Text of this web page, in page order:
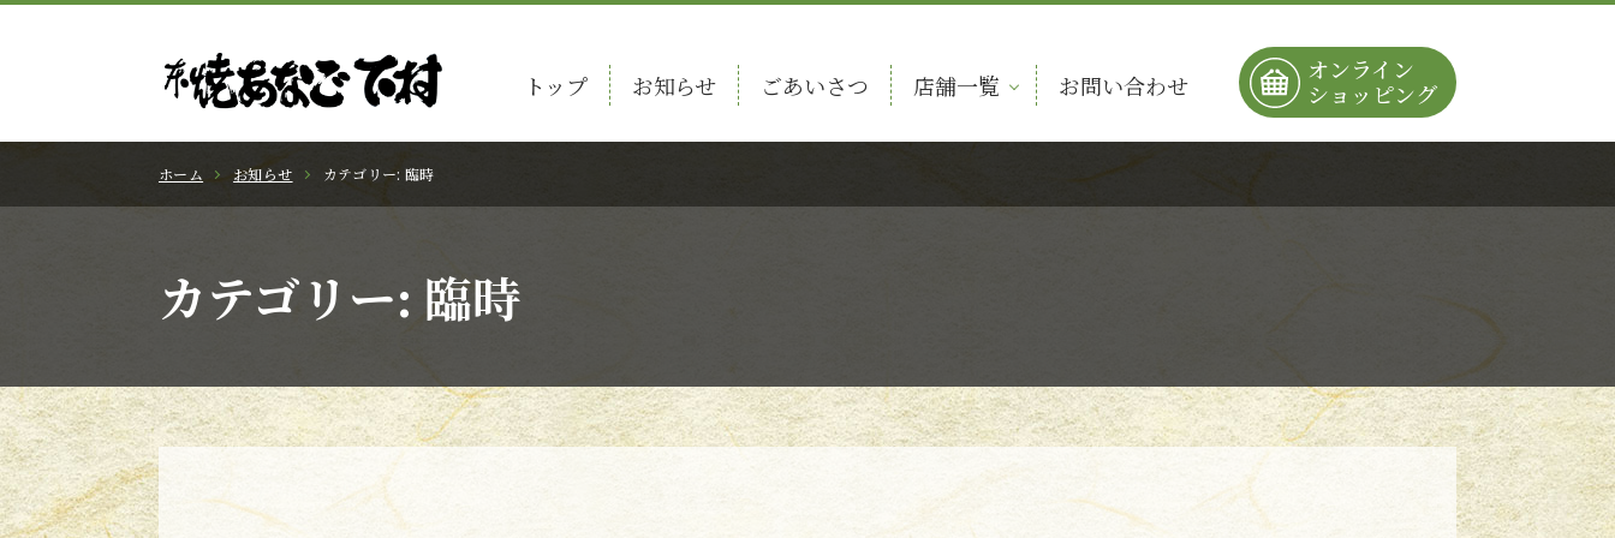
トップ お知らせ ごあいさつ 店舗一覧 お問い合わせ
オンライン
ショッピング
ホーム お知らせ カテゴリー:臨時
カテゴリー: 臨時